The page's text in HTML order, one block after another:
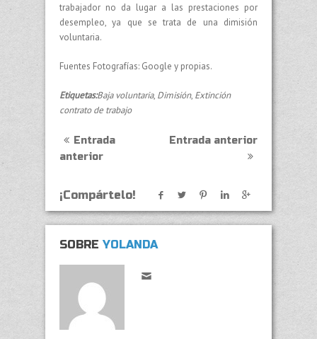
trabajador no da lugar a las prestaciones por
desempleo, ya que se trata de una dimisión
voluntaria.
Fuentes Fotografías: Google y propias.
Etiquetas:Baja voluntaria, Dimisión, Extinción
contrato de trabajo
Entrada
anterior
Entrada anterior
¡Compártelo!
SOBRE YOLANDA